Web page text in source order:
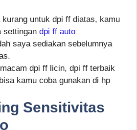
untuk dpi ff diatas, kamu
settingan dpi ff auto
saya sediakan sebelumnya
dpi ff licin, dpi ff terbaik
kamu coba gunakan di hp
Sensitivitas